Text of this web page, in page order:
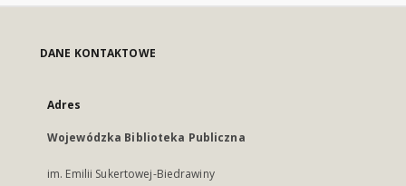
DANE KONTAKTOWE
Adres
Wojewódzka Biblioteka Publiczna
im. Emilii Sukertowej-Biedrawiny